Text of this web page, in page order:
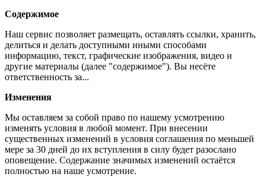
Содержимое
Наш сервис позволяет размещать, оставлять ссылки, хранить,
делиться и делать доступными иными способами
информацию, текст, графические изображения, видео и
другие материалы (далее "содержимое"). Вы несёте
ответственность за...
Изменения
Мы оставляем за собой право по нашему усмотрению
изменять условия в любой момент. При внесении
существенных изменений в условия соглашения по меньшей
мере за 30 дней до их вступления в силу будет разослано
оповещение. Содержание значимых изменений остаётся
полностью на наше усмотрение.